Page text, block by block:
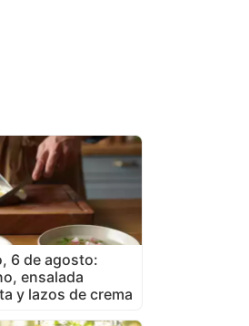
6 de agosto:
ensalada
y lazos de crema